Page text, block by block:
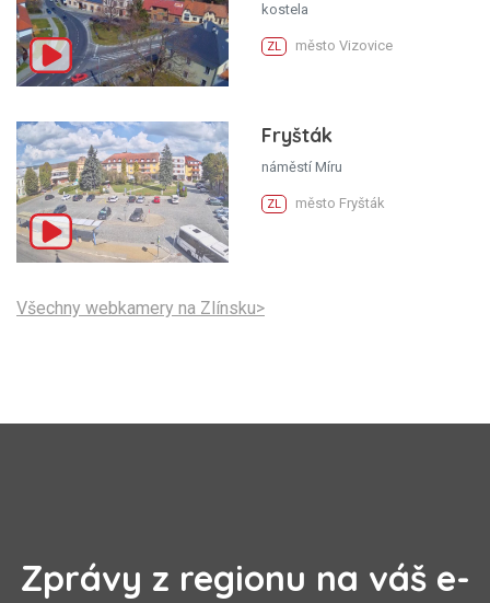
kostela
ZL město Vizovice
Fryšták
náměstí Míru
ZL město Fryšták
Všechny webkamery na Zlínsku>
Zprávy z regionu na váš e-